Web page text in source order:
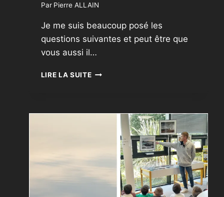
Par Pierre ALLAIN
Je me suis beaucoup posé les
questions suivantes et peut être que
vous aussi il…
LIRE LA SUITETECHNIQUE